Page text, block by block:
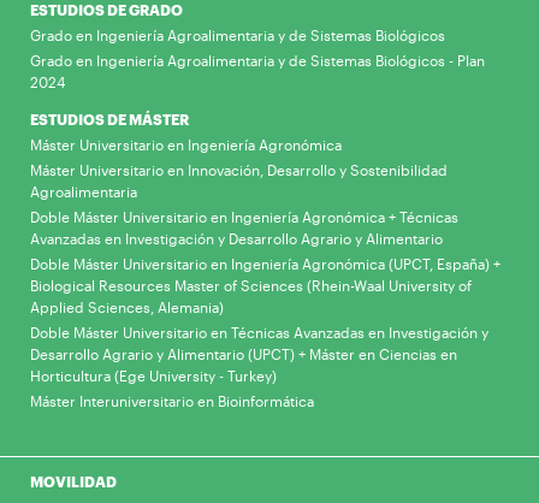
ESTUDIOS DE GRADO
Grado en Ingeniería Agroalimentaria y de Sistemas Biológicos
Grado en Ingeniería Agroalimentaria y de Sistemas Biológicos - Plan
2024
ESTUDIOS DE MÁSTER
Máster Universitario en Ingeniería Agronómica
Máster Universitario en Innovación, Desarrollo y Sostenibilidad
Agroalimentaria
Doble Máster Universitario en Ingeniería Agronómica + Técnicas
Avanzadas en Investigación y Desarrollo Agrario y Alimentario
Doble Máster Universitario en Ingeniería Agronómica (UPCT, España) +
Biological Resources Master of Sciences (Rhein-Waal University of
Applied Sciences, Alemania)
Doble Máster Universitario en Técnicas Avanzadas en Investigación y
Desarrollo Agrario y Alimentario (UPCT) + Máster en Ciencias en
Horticultura (Ege University - Turkey)
Máster Interuniversitario en Bioinformática
MOVILIDAD